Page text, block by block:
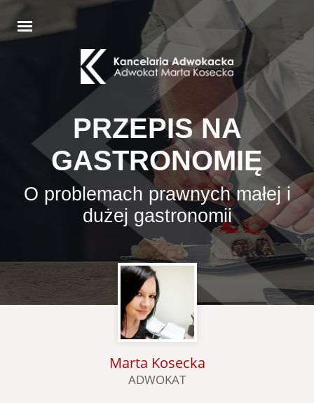
PRZEPIS NA
GASTRONOMIĘ
O problemach prawnych małej i
dużej gastronomii
Marta Kosecka
ADWOKAT